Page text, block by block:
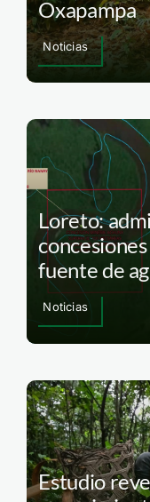
Oxapampa
Noticias
Loreto:
fuente de
Noticias
Estudio